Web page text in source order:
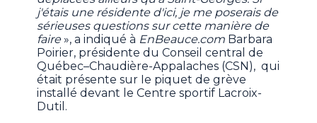
j'étais une résidente d'ici, je me poserais de
sérieuses questions sur cette manière de
faire», a indiqué à EnBeauce.com Barbara
Poirier, présidente du Conseil central de
Québec–Chaudière-Appalaches (CSN), qui
était présente sur Ie piquet de grève
installé devant le Centre sportif Lacroix-
Dutil.